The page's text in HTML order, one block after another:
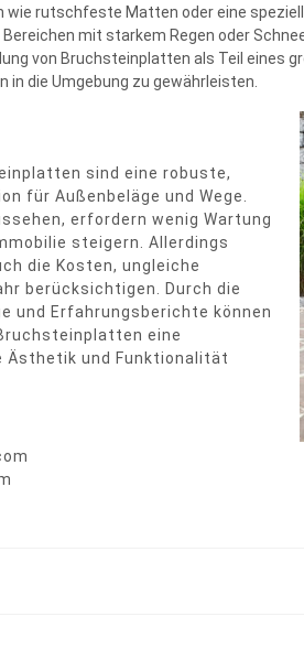
wie rutschfeste Matten oder eine
mit starkem Regen oder
von Bruchsteinplatten als Teil eines
in die Umgebung zu gewährleisten.
sind eine robuste,
für Außenbeläge und Wege.
erfordern wenig Wartung
steigern. Allerdings
die Kosten, ungleiche
berücksichtigen. Durch die
und Erfahrungsberichte können
eine
Ästhetik und Funktionalität